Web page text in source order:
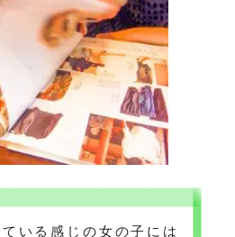
いる感じの女の子には